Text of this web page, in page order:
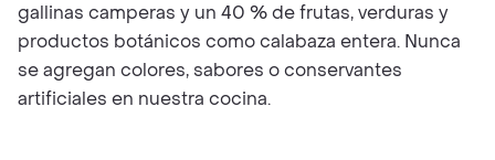
gallinas camperas y un 40 % de frutas, verduras y
productos botánicos como calabaza entera. Nunca
se agregan colores, sabores o conservantes
artificiales en nuestra cocina.